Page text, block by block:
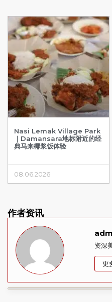
Nasi Lemak Village Park
｜Damansara地标附近的经
典马来椰浆饭体验
08.06.2026
作者资讯
资深
更